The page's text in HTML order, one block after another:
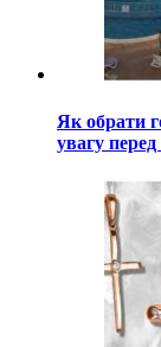
Як обрати
увагу